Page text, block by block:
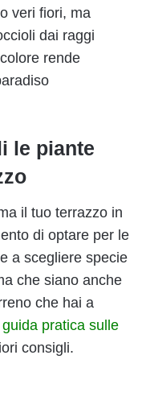
veri fiori, ma
dai raggi
rende
le piante
il tuo terrazzo in
di optare per le
a scegliere specie
che siano anche
che hai a
guida pratica sulle
consigli.